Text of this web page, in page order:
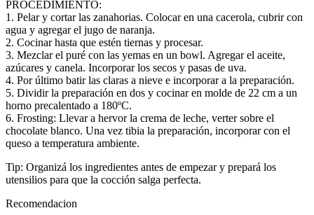
PROCEDIMIENTO:
1. Pelar y cortar las zanahorias. Colocar en una cacerola, cubrir con
agua y agregar el jugo de naranja.
2. Cocinar hasta que estén tiernas y procesar.
3. Mezclar el puré con las yemas en un bowl. Agregar el aceite,
azúcares y canela. Incorporar los secos y pasas de uva.
4. Por último batir las claras a nieve e incorporar a la preparación.
5. Dividir la preparación en dos y cocinar en molde de 22 cm a un
horno precalentado a 180ºC.
6. Frosting: Llevar a hervor la crema de leche, verter sobre el
chocolate blanco. Una vez tibia la preparación, incorporar con el
queso a temperatura ambiente.
Tip: Organizá los ingredientes antes de empezar y prepará los
utensilios para que la cocción salga perfecta.
Recomendacion